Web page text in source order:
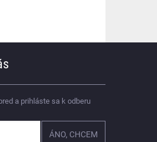
a prihláste sa k odberu